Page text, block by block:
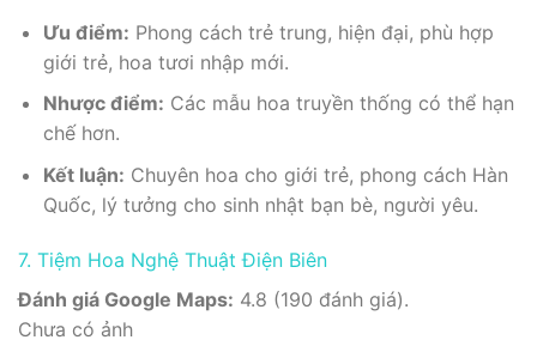
Ưu điểm: Phong cách trẻ trung, hiện đại, phù hợp
giới trẻ, hoa tươi nhập mới.
Nhược điểm: Các mẫu hoa truyền thống có thể hạn
chế hơn.
Kết luận: Chuyên hoa cho giới trẻ, phong cách Hàn
Quốc, lý tưởng cho sinh nhật bạn bè, người yêu.
7. Tiệm Hoa Nghệ Thuật Điện Biên
Đánh giá Google Maps: 4.8 (190 đánh giá).
Chưa có ảnh